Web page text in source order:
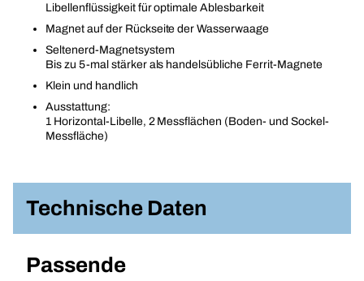
Libellenflüssigkeit für optimale Ablesbarkeit
Magnet auf der Rückseite der Wasserwaage
Seltenerd-Magnetsystem
Bis zu 5-mal stärker als handelsübliche Ferrit-Magnete
Klein und handlich
Ausstattung:
1 Horizontal-Libelle, 2 Messflächen (Boden- und Sockel-
Messfläche)
Technische Daten
Passende